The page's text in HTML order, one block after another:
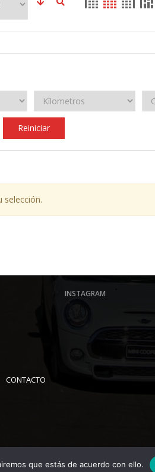
Reiniciar
selección.
INSTAGRAM
CONTACTO
que estás de acuerdo con ello.